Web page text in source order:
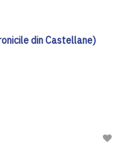
din Castellane)